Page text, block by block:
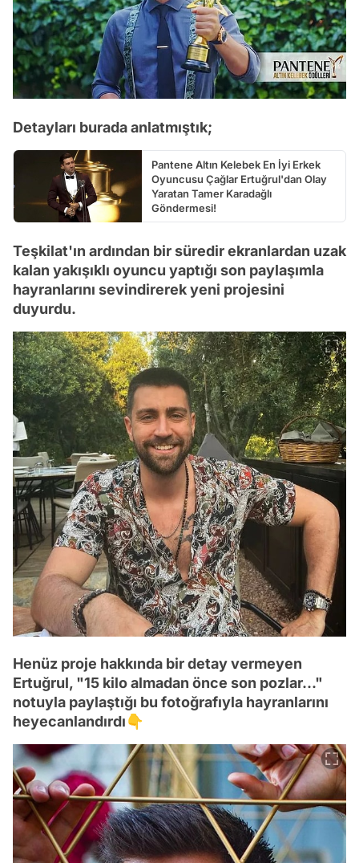
Detayları burada anlatmıştık;
Pantene Altın Kelebek En İyi Erkek
Oyuncusu Çağlar Ertuğrul'dan Olay
Yaratan Tamer Karadağlı
Göndermesi!
Teşkilat'ın ardından bir süredir ekranlardan uzak
kalan yakışıklı oyuncu yaptığı son paylaşımla
hayranlarını sevindirerek yeni projesini
duyurdu.
Henüz proje hakkında bir detay vermeyen
Ertuğrul, "15 kilo almadan önce son pozlar..."
notuyla paylaştığı bu fotoğrafıyla hayranlarını
heyecanlandırdı👇